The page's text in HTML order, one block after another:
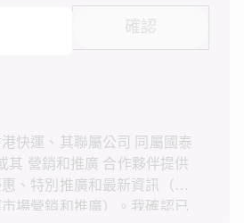
確認
快運、其聯屬公司 同屬國泰
其 營銷和推廣 合作夥伴提供
、特別推廣和最新資訊（統
場營銷和推廣）。我確認已